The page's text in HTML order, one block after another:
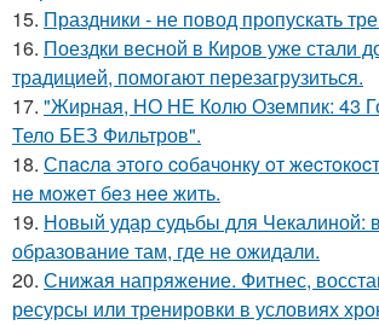
15. Праздники - не повод пропускать
16. Поездки весной в Киров уже стали
традицией, помогают перезагрузиться.
17. "Жирная, НО НЕ Колю Оземпик: 43
Тело БЕЗ Фильтров".
18. Спacлa этoгo coбaчoнкy oт
нe мoжeт бeз нee жить.
19. Новый удар судьбы для Чекалиной:
образование там, где не ожидали.
20. Снижая напряжение. Фитнес,
ресурсы или тренировки в условиях